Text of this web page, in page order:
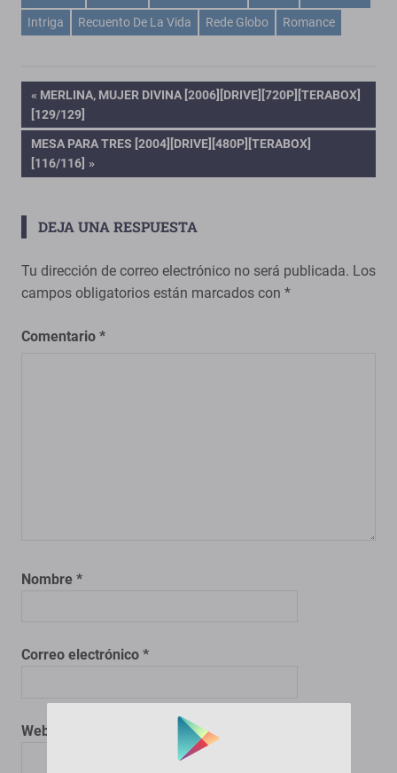
Intriga
Recuento De La Vida Rede Globo Romance
Navegación
de
entradas
ENTRADA
ANTERIOR:
MERLINA, MUJER DIVINA [2006][DRIVE][720P][TERABOX]
[129/129]
ENTRADA
SIGUIENTE:
MESA PARA TRES [2004][DRIVE][480P][TERABOX]
[116/116]
DEJA UNA RESPUESTA
Tu dirección de correo electrónico no será publicada. Los
campos obligatorios están marcados con *
Comentario *
Nombre *
Correo electrónico *
Web